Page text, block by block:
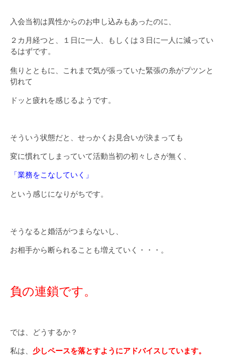
入会当初は異性からのお申し込みもあったのに、
２カ月経つと、１日に一人、もしくは３日に一人に減ってい
るはずです。
焦りとともに、これまで気が張っていた緊張の糸がプツンと
切れて
ドッと疲れを感じるようです。
そういう状態だと、せっかくお見合いが決まっても
変に慣れてしまっていて活動当初の初々しさが無く、
「業務をこなしていく」
という感じになりがちです。
そうなると婚活がつまらないし、
お相手から断られることも増えていく・・・。
負の連鎖です。
では、どうするか？
私は、少しペースを落とすようにアドバイスしています。